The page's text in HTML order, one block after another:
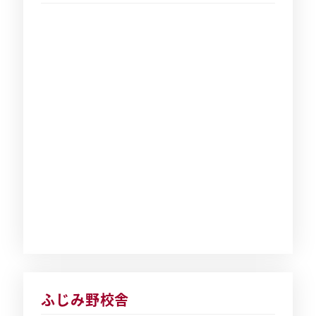
ふじみ野校舎